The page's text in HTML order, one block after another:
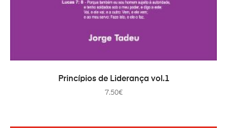
PRIDAŤ DO KOŠÍKA
Princípios de Liderança vol.1
7.50€